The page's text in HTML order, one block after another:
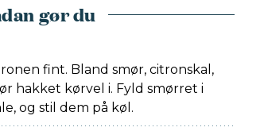
gør du
fint. Bland smør, citronskal,
hakket kørvel i. Fyld smørret i
og stil dem på køl.